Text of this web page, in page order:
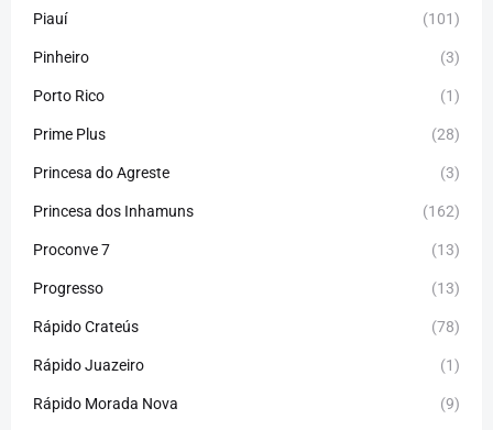
Piauí (101)
Pinheiro (3)
Porto Rico (1)
Prime Plus (28)
Princesa do Agreste (3)
Princesa dos Inhamuns (162)
Proconve 7 (13)
Progresso (13)
Rápido Crateús (78)
Rápido Juazeiro (1)
Rápido Morada Nova (9)